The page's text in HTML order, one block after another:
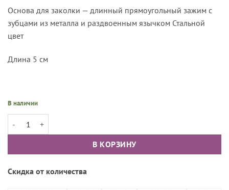
Основа для заколки — длинный прямоугольный зажим с
зубцами из металла и раздвоенным язычком Стальной
цвет
Длина 5 см
В наличии
Количество товара Основа для заколки зажим плоский с двойным
В КОРЗИНУ
Скидка от количества